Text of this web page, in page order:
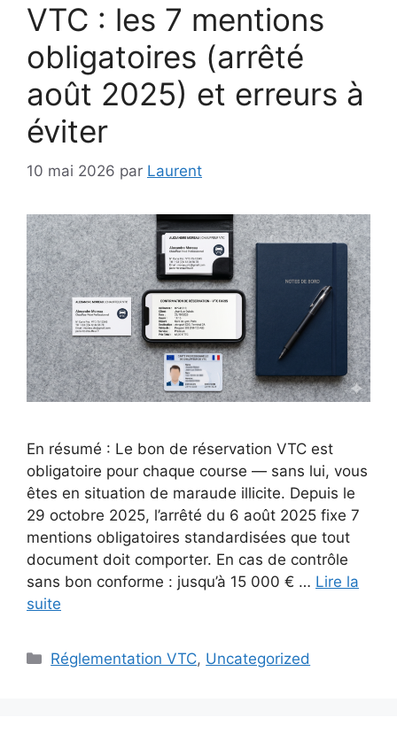
VTC : les 7 mentions
obligatoires (arrêté
août 2025) et erreurs à
éviter
10 mai 2026 par Laurent
En résumé : Le bon de réservation VTC est
obligatoire pour chaque course — sans lui, vous
êtes en situation de maraude illicite. Depuis le
29 octobre 2025, l’arrêté du 6 août 2025 fixe 7
mentions obligatoires standardisées que tout
document doit comporter. En cas de contrôle
sans bon conforme : jusqu’à 15 000 € … Lire la
suite
Catégories
Réglementation VTC, Uncategorized